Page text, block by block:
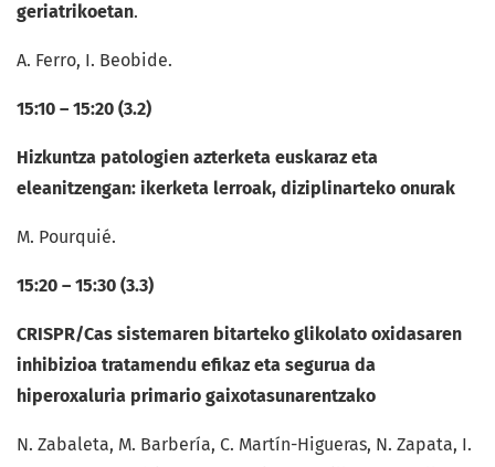
geriatrikoetan.
A. Ferro, I. Beobide.
15:10 – 15:20 (3.2)
Hizkuntza patologien azterketa euskaraz eta
eleanitzengan: ikerketa lerroak, diziplinarteko onurak
M. Pourquié.
15:20 – 15:30 (3.3)
CRISPR/Cas sistemaren bitarteko glikolato oxidasaren
inhibizioa tratamendu efikaz eta segurua da
hiperoxaluria primario gaixotasunarentzako
N. Zabaleta, M. Barbería, C. Martín-Higueras, N. Zapata, I.